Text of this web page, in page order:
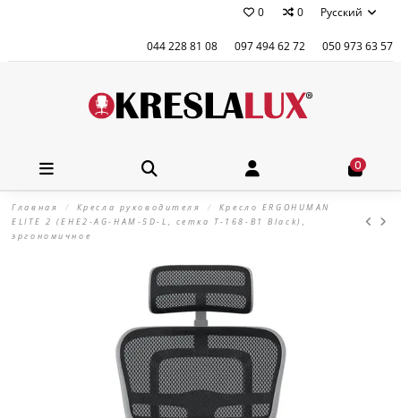
0 0 Русский
044 228 81 08 097 494 62 72 050 973 63 57
0
Главная Кресла руководителя
Кресло ERGOHUMAN
ELITE 2 (EHE2-AG-HAM-5D-L, сетка T-168-B1 Black),
эргономичное